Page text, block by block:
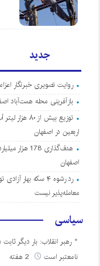
جدید
روایت تصویری خبرنگار
بازآفرینی محله همت‌آباد اصفهان با احداث ۱۳۰
توزیع بیش
اربعین در اصفهان
هدف‌گذاری
اصفهان
رد رشوه ۴ سکه
معامله‌پذیر نیست
سیاسی
رهبر انقلاب: بار دیگر
نامعتبر است